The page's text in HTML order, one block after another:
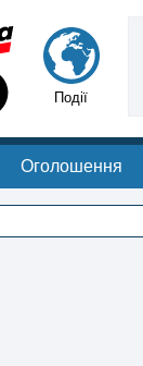
Події
Оголошення